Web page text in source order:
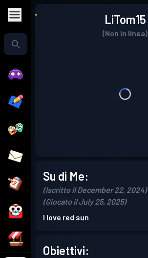
LiTom15
(Non in linea)
Su di Me:
(Iscritto il December 22, 2024)
(Giocato il July 25, 2025)
I love red sun
Obiettivi: